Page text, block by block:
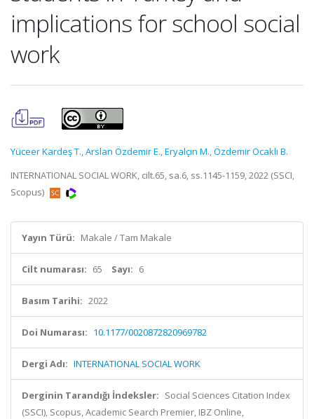
implications for school social
work
Yüceer Kardeş T.,Arslan Özdemir E.,Eryalçın M.,Özdemir Ocaklı B.
INTERNATIONAL SOCIAL WORK, cilt.65, sa.6, ss.1145-1159, 2022 (SSCI,
Scopus)
Yayın Türü: Makale / Tam Makale
Cilt numarası: 65 Sayı: 6
Basım Tarihi: 2022
Doi Numarası: 10.1177/0020872820969782
Dergi Adı: INTERNATIONAL SOCIAL WORK
Derginin Tarandığı İndeksler: Social Sciences Citation Index
(SSCI), Scopus, Academic Search Premier, IBZ Online,